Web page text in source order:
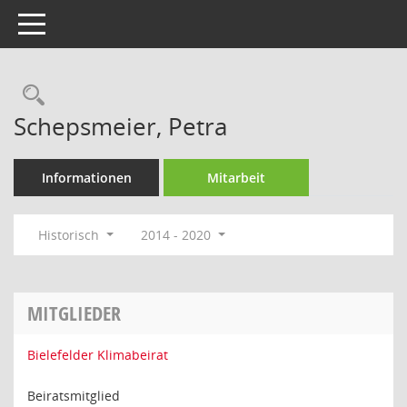
Toggle navigation
Rechercheauswahl
Schepsmeier, Petra
Informationen Mitarbeit
Historisch 2014 - 2020
MITGLIEDER
Bielefelder Klimabeirat
Beiratsmitglied